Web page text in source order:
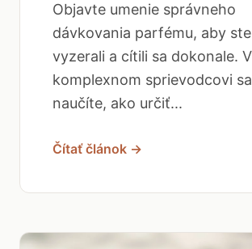
Objavte umenie správneho
dávkovania parfému, aby
vyzerali a cítili sa dokonale.
komplexnom sprievodcovi sa
naučíte, ako určiť...
Čítať článok →